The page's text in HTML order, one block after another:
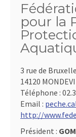
pour la
3 rue de
14120
Téléphone :
Email :
http://
Président :